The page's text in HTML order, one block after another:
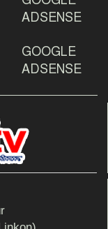
ভুমিকা গুরুত্বপূর্ণ
বাস্তবায়নের আহ্বান
ADSENSE
GOOGLE
ADSENSE